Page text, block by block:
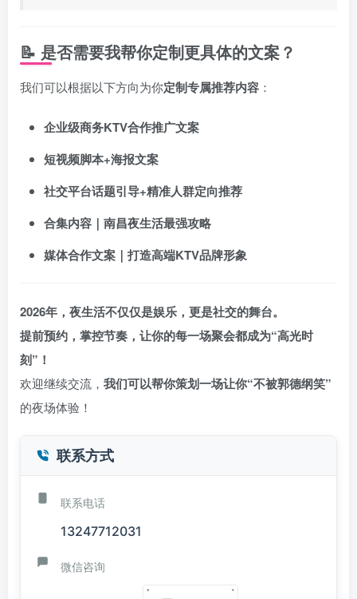
📝 是否需要我帮你定制更具体的文案？
我们可以根据以下方向为你定制专属推荐内容 ：
企业级商务KTV合作推广文案
短视频脚本+海报文案
社交平台话题引导+精准人群定向推荐
合集内容｜南昌夜生活最强攻略
媒体合作文案｜打造高端KTV品牌形象
2026年，夜生活不仅仅是娱乐，更是社交的舞台。
提前预约，掌控节奏，让你的每一场聚会都成为“高光时
刻”！
欢迎继续交流， 我们可以帮你策划一场让你“不被郭德纲笑”
的夜场体验！
联系方式
联系电话
13247712031
微信咨询